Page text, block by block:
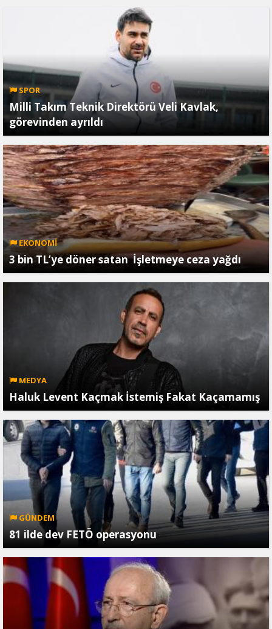
SPOR
Milli Takım Teknik Direktörü Veli Kavlak,
görevinden ayrıldı
EKONOMİ
3 bin TL’ye döner satan İşletmeye ceza yağdı
MEDYA
Haluk Levent Kaçmak İstemiş Fakat Kaçamamış
GÜNDEM
81 ilde dev FETÖ operasyonu